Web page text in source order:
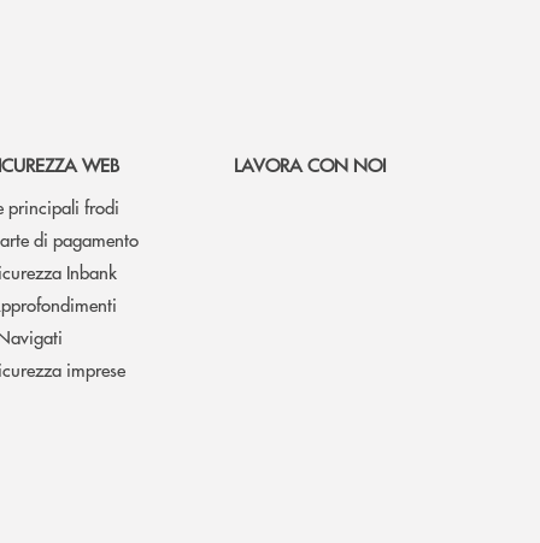
WEB
principali frodi
di pagamento
Inbank
imprese
LAVORA CON NOI